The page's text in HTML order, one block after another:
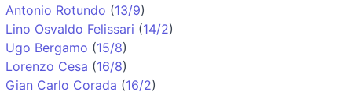
Antonio Rotundo (13/9)
Lino Osvaldo Felissari (14/2)
Ugo Bergamo (15/8)
Lorenzo Cesa (16/8)
Gian Carlo Corada (16/2)